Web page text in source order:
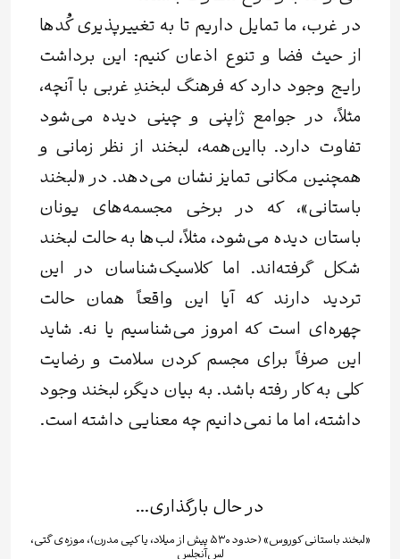
در غرب، ما تمایل داریم تا به تغییرپذیری کُدها
از حیث فضا و تنوع اذعان کنیم: این برداشت
رایج وجود دارد که فرهنگ لبخندِ غربی با آنچه،
مثلاً، در جوامع ژاپنی و چینی دیده می‌شود
تفاوت دارد. بااین‌همه، لبخند از نظر زمانی و
همچنین مکانی تمایز نشان می‌دهد. در «لبخند
باستانی»، که در برخی مجسمه‌های یونان
باستان دیده می‌شود، مثلاً، لب‌ها به حالت لبخند
شکل گرفته‌اند. اما کلاسیک‌شناسان در این
تردید دارند که آیا این واقعاً همان حالت
چهره‌ای است که امروز می‌شناسیم یا نه. شاید
این صرفاً برای مجسم کردن سلامت و رضایت
کلی به کار رفته باشد. به بیان دیگر، لبخند وجود
داشته، اما ما نمی‌دانیم چه معنایی داشته است.
در حال بارگذاری...
«لبخند باستانی کوروس» (حدود ۵۳۰ پیش از میلاد، یا کپی مدرن)، موزه‌ی گتی،